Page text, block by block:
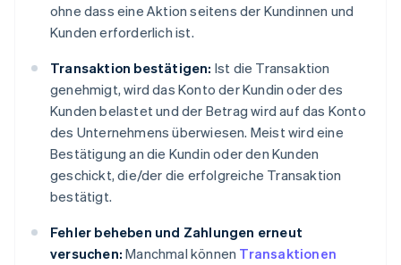
ohne dass eine Aktion seitens der Kundinnen und
Kunden erforderlich ist.
Transaktion bestätigen: Ist die Transaktion
genehmigt, wird das Konto der Kundin oder des
Kunden belastet und der Betrag wird auf das Konto
des Unternehmens überwiesen. Meist wird eine
Bestätigung an die Kundin oder den Kunden
geschickt, die/der die erfolgreiche Transaktion
bestätigt.
Fehler beheben und Zahlungen erneut
versuchen: Manchmal können Transaktionen